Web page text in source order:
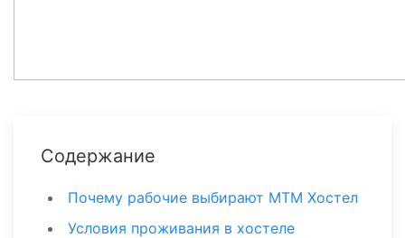
Содержание
Почему рабочие выбирают МТМ Хостел
Условия проживания в хостеле